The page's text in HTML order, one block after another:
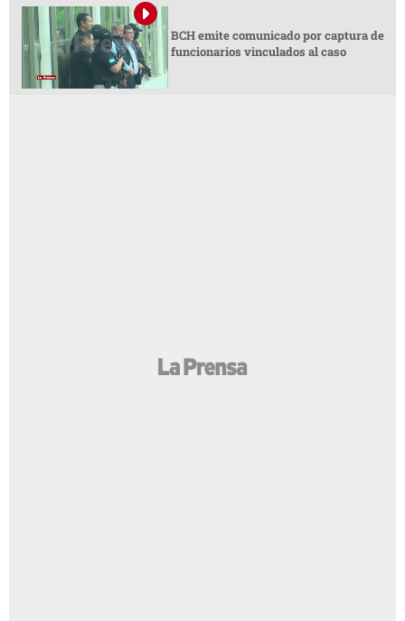
BCH emite comunicado por captura de
funcionarios vinculados al caso